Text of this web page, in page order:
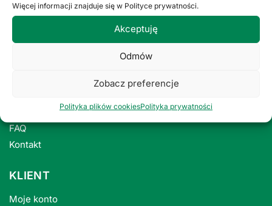
Więcej informacji znajduje się w Polityce prywatności.
Akceptuję
Odmów
Zobacz preferencje
Polityka plików cookiesPolityka prywatności
O NAS
Polityka prywatności
FAQ
Kontakt
KLIENT
Moje konto